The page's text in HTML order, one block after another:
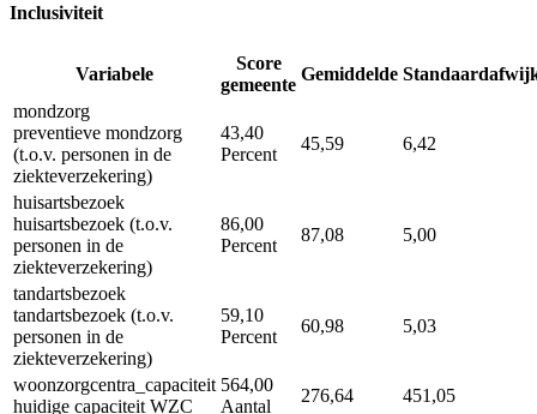
Inclusiviteit
Variabele
Score
gemeente
Gemiddelde
mondzorg
preventieve mondzorg
(t.o.v. personen in de
ziekteverzekering)
43,40
Percent
45,59 6,42
huisartsbezoek
huisartsbezoek (t.o.v.
personen in de
ziekteverzekering)
86,00
Percent
87,08 5,00
tandartsbezoek
tandartsbezoek (t.o.v.
personen in de
ziekteverzekering)
59,10
Percent
60,98 5,03
woonzorgcentra_capaciteit
huidige capaciteit WZC
564,00
Aantal
276,64
451,05